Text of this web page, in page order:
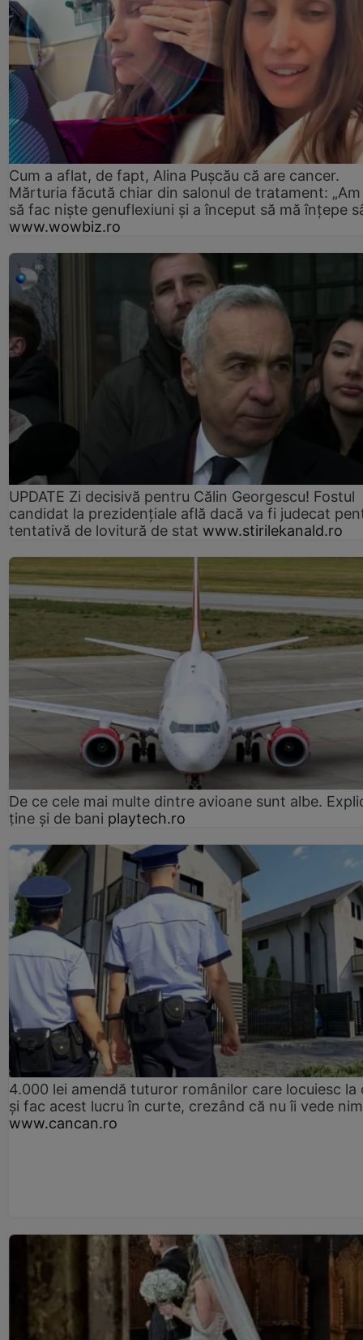
Cum a aflat, de fapt, Alina Pușcău că are cancer.
Mărturia făcută chiar din salonul de tratament:
să fac niște genuflexiuni și a început să mă înțepe
www.wowbiz.ro
UPDATE Zi decisivă pentru Călin Georgescu! Fostul
candidat la prezidențiale află dacă va fi judecat
tentativă de lovitură de stat www.stirilekanald.ro
De ce cele mai multe dintre avioane sunt albe.
ține și de bani playtech.ro
4.000 lei amendă tuturor românilor care locuiesc la
și fac acest lucru în curte, crezând că nu îi vede
www.cancan.ro